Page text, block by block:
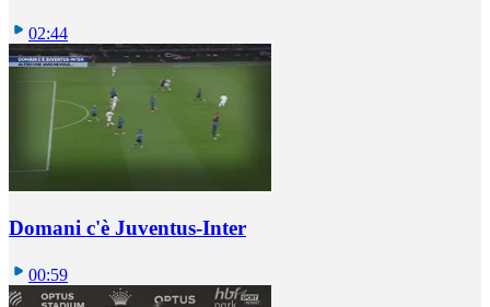
02:44
Domani c'è Juventus-Inter
00:59